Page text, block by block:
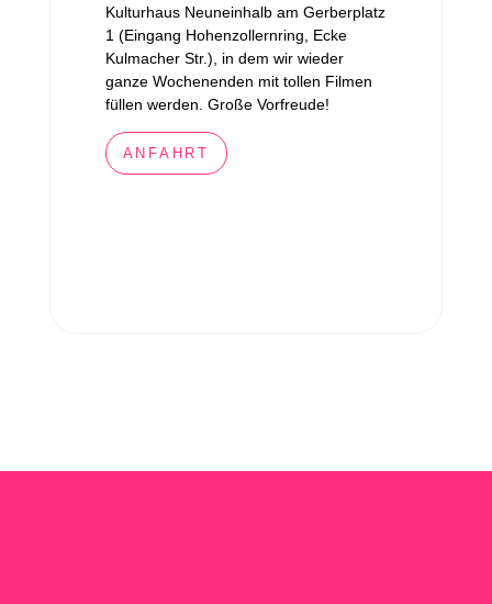
Kulturhaus Neuneinhalb am Gerberplatz
1 (Eingang Hohenzollernring, Ecke
Kulmacher Str.), in dem wir wieder
ganze Wochenenden mit tollen Filmen
füllen werden. Große Vorfreude!
ANFAHRT